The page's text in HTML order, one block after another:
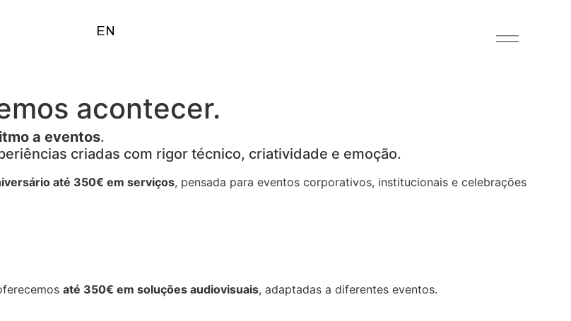
EN
acontecer.
a eventos.
criadas com rigor técnico, criatividade e emoção.
até 350€ em serviços, pensada para eventos corporativos, institucionais e celebrações
até 350€ em soluções audiovisuais, adaptadas a diferentes eventos.